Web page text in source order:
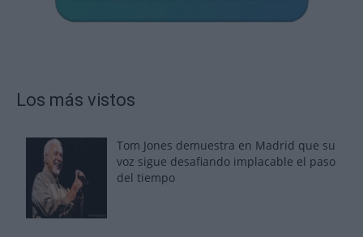
Los más vistos
Tom Jones demuestra en Madrid que su
voz sigue desafiando implacable el paso
del tiempo